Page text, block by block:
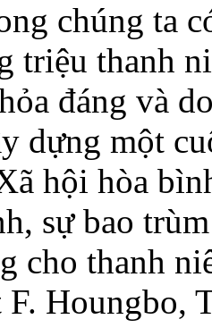
chúng ta
triệu thanh
đáng và
dựng một
hội hòa
sự bao
cho thanh
F. Houngbo,